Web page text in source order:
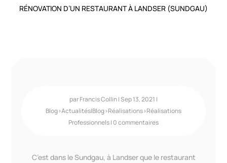
RÉNOVATION D’UN RESTAURANT À LANDSER (SUNDGAU)
parFrancis Collin|Sep 13, 2021 |
Blog>Actualités|Blog>Réalisations>Réalisations
Professionnels| 0 commentaires
C’est dans le Sundgau, à Landser que le restaurant